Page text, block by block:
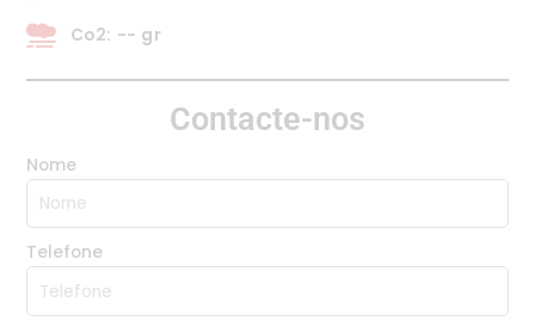
Co2: -- gr
Contacte-nos
Nome
Telefone